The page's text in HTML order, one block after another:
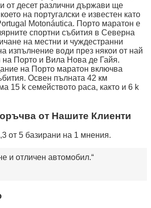
от десет различни държави ще
на португалски е известен като
Motonáutica. Порто маратон е
спортни събития в Северна
на местни и чуждестранни
изпълнение води през някои от най
на Порто и Вила Нова де Гайя.
на Порто маратон включва
Освен пълната 42 км
15 k семейството раса, както и 6 k
от Нашите Клиенти
от 5 базирани на 1 мнения.
и отличен автомобил.